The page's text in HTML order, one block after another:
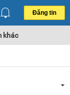
Đăng tin
khác